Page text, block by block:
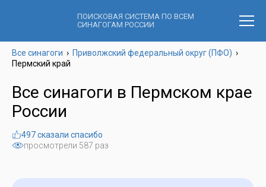
ПОИСКОВАЯ СИСТЕМА ПО ВСЕМ
СИНАГОГАМ РОССИИ
Все синагоги › Приволжский федеральный округ (ПФО) ›
Пермский край
Все синагоги в Пермском крае
России
просмотрели 587 раз
497 сказали спасибо